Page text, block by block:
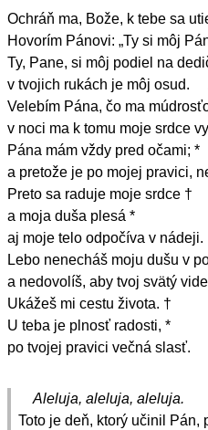
Ochráň ma, Bože, k tebe sa
Hovorím Pánovi: „Ty si môj
Ty, Pane, si môj podiel na
v tvojich rukách je môj osud.
Velebím Pána, čo ma
v noci ma k tomu moje srdce
Pána mám vždy pred očami; *
a pretože je po mojej pravici,
Preto sa raduje moje srdce †
a moja duša plesá *
aj moje telo odpočíva v nádeji.
Lebo nenecháš moju dušu v
a nedovolíš, aby tvoj svätý
Ukážeš mi cestu života. †
U teba je plnosť radosti, *
po tvojej pravici večná slasť.
Aleluja, aleluja, aleluja.
Toto je deň, ktorý učinil Pán,